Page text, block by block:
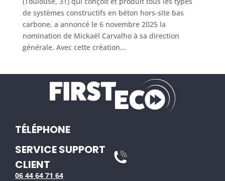
de systèmes constructifs en béton hors-site bas
carbone, a annoncé le 6 novembre 2025 la
nomination de Mickaël Carvalho à sa direction
générale. Avec cette création...
TÉLÉPHONE
SERVICE SUPPORT
CLIENT
06 44 64 71 64